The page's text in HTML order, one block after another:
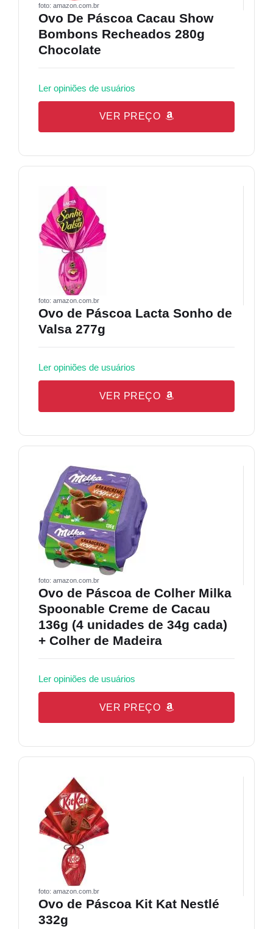
foto: amazon.com.br
Ovo De Páscoa Cacau Show
Bombons Recheados 280g
Chocolate
Ler opiniões de usuários
VER PREÇO
foto: amazon.com.br
Ovo de Páscoa Lacta Sonho de
Valsa 277g
Ler opiniões de usuários
VER PREÇO
foto: amazon.com.br
Ovo de Páscoa de Colher Milka
Spoonable Creme de Cacau
136g (4 unidades de 34g cada)
+ Colher de Madeira
Ler opiniões de usuários
VER PREÇO
foto: amazon.com.br
Ovo de Páscoa Kit Kat Nestlé
332g